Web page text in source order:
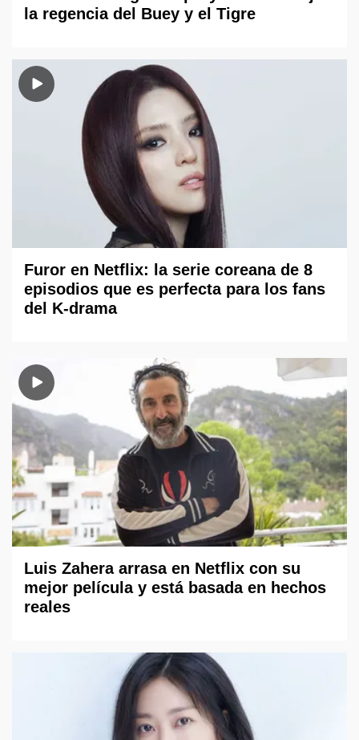
la regencia del Buey y el Tigre
Furor en Netflix: la serie coreana de 8
episodios que es perfecta para los fans
del K-drama
Luis Zahera arrasa en Netflix con su
mejor película y está basada en hechos
reales